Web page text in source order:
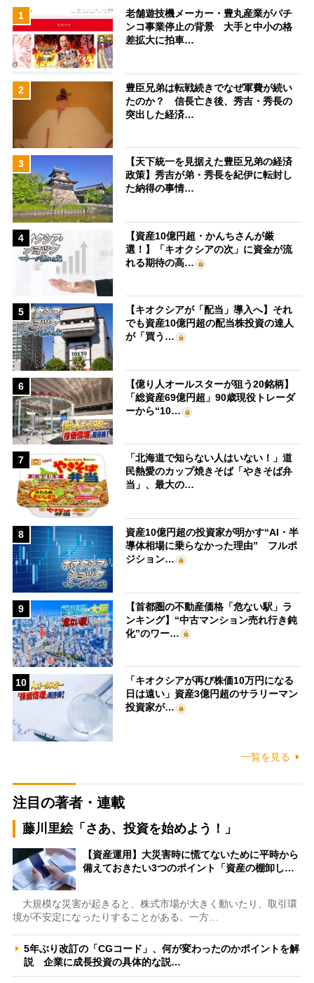
1
老舗遊技機メーカー・豊丸産業がパチ
ンコ事業停止の背景 大手と中小の格
差拡大に拍車…
2
豊臣兄弟は転戦続きでなぜ軍費が続い
たのか？ 信長亡き後、秀吉・秀長の
突出した経済…
3
【天下統一を見据えた豊臣兄弟の経済
政策】秀吉が弟・秀長を紀伊に転封し
た納得の事情…
4
【資産10億円超・かんちさんが厳
選！】「キオクシアの次」に資金が流
れる期待の高…
5
【キオクシアが「配当」導入へ】それ
でも資産10億円超の配当株投資の達人
が「買う…
6
【億り人オールスターが狙う20銘柄】
「総資産69億円超」90歳現役トレーダ
ーから“10…
7
「北海道で知らない人はいない！」道
民熱愛のカップ焼きそば「やきそば弁
当」、最大の…
8
資産10億円超の投資家が明かす“AI・半
導体相場に乗らなかった理由” フルポ
ジション…
9
【首都圏の不動産価格「危ない駅」ラ
ンキング】“中古マンション売れ行き鈍
化”のワー…
10
「キオクシアが再び株価10万円になる
日は遠い」資産3億円超のサラリーマン
投資家が…
一覧を見る
注目の著者・連載
藤川里絵「さあ、投資を始めよう！」
【資産運用】大災害時に慌てないために平時から
備えておきたい3つのポイント「資産の棚卸し…
大規模な災害が起きると、株式市場が大きく動いたり、取引環
境が不安定になったりすることがある。一方…
5年ぶり改訂の「CGコード」、何が変わったのかポイントを解
説 企業に成長投資の具体的な説…